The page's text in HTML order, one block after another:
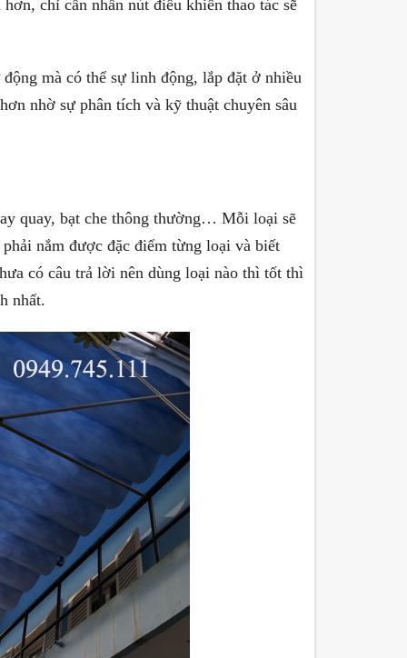
chỉ cần nhấn nút điều khiển thao tác sẽ
mà có thể sự linh động, lắp đặt ở nhiều
nhờ sự phân tích và kỹ thuật chuyên sâu
quay, bạt che thông thường… Mỗi loại sẽ
nắm được đặc điểm từng loại và biết
có câu trả lời nên dùng loại nào thì tốt thì
nhất.